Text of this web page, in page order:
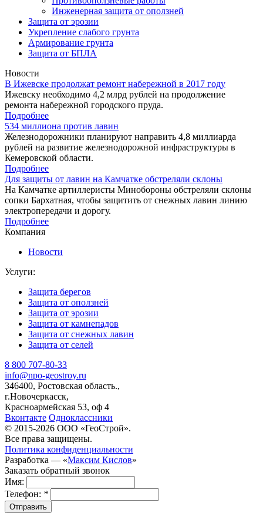
Инженерная защита от оползней
Защита от эрозии
Укрепление слабого грунта
Армирование грунта
Защита от БПЛА
Новости
В Ижевске продолжат ремонт набережной в 2017 году
Ижевску необходимо 4,2 млрд рублей на продолжение
ремонта набережной городского пруда.
Подробнее
534 миллиона против лавин
Железнодорожники планируют направить 4,8 миллиарда
рублей на развитие железнодорожной инфраструктуры в
Кемеровской области.
Подробнее
Для защиты от лавин на Камчатке обстреляли склоны
На Камчатке артиллеристы Минобороны обстреляли склоны
сопки Бархатная, чтобы защитить от снежных лавин линию
электропередачи и дорогу.
Подробнее
Компания
Новости
Услуги:
Защита берегов
Защита от оползней
Защита от эрозии
Защита от камнепадов
Защита от снежных лавин
Защита от селей
8 800 707-80-33
info@npo-geostroy.ru
346400, Ростовская область.,
г.Новочеркасск,
Красноармейская 53, оф 4
Вконтакте Одноклассники
© 2015-2026 ООО «ГеоСтрой».
Все права защищены.
Политика конфиденциальности
Разработка — «Максим Кислов»
Заказать обратный звонок
Имя:
Телефон: *
Отправить